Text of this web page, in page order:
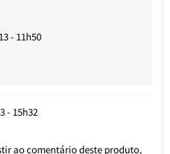
- 11h50
- 15h32
ao comentário deste produto,